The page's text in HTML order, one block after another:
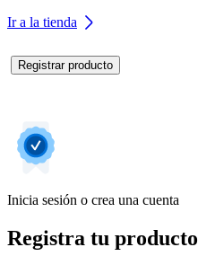
Ir a la tienda
Registrar producto
Inicia sesión o crea una cuenta
Registra tu producto